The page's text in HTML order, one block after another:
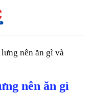
nên ăn gì và
nên ăn gì